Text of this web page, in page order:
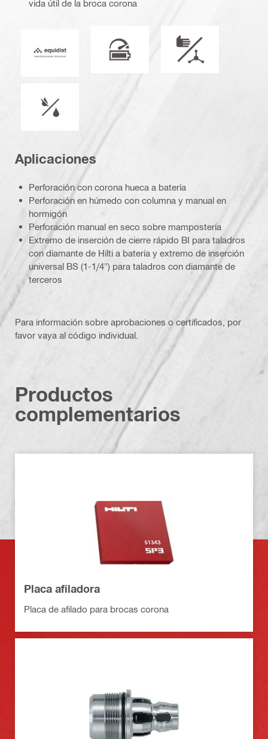
vida útil de la broca corona
Equidist_Icon_PDP (2940829)Herramienta a batería optimizada
Modo de
Aplicaciones
Perforación con corona hueca a batería
Perforación en húmedo con columna y manual en
hormigón
Perforación manual en seco sobre mampostería
Extremo de inserción de cierre rápido BI para taladros
con diamante de Hilti a batería y extremo de inserción
universal BS (1-1/4") para taladros con diamante de
terceros
Para información sobre aprobaciones o certificados, por
favor vaya al código individual.
Productos
complementarios
Placa afiladora
Placa de afilado para brocas corona